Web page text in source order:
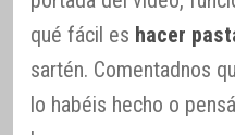
qué fácil es hacer
sartén. Comentadnos
lo habéis hecho o